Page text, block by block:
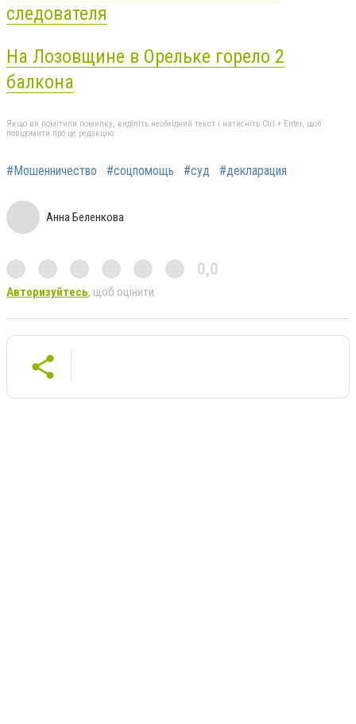
следователя
На Лозовщине в Орельке горело 2
балкона
Якщо ви помітили помилку, виділіть необхідний текст і натисніть Ctrl + Enter, щоб
повідомити про це редакцію
#Мошенничество #соцпомощь #суд #декларация
Анна Беленкова
0,0
Авторизуйтесь, щоб оцінити